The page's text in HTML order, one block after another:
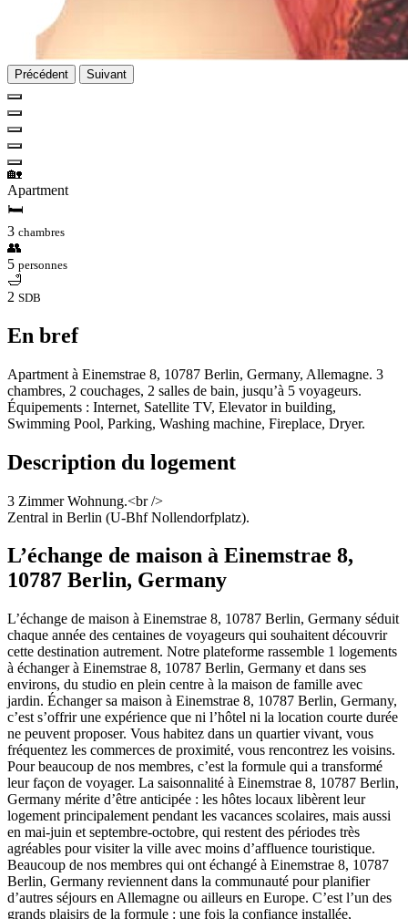
Précédent Suivant
🏡
Apartment
🛏
3 chambres
👥
5 personnes
🛁
2 SDB
En bref
Apartment à Einemstrae 8, 10787 Berlin, Germany, Allemagne. 3
chambres, 2 couchages, 2 salles de bain, jusqu’à 5 voyageurs.
Équipements : Internet, Satellite TV, Elevator in building,
Swimming Pool, Parking, Washing machine, Fireplace, Dryer.
Description du logement
3 Zimmer Wohnung.<br />
Zentral in Berlin (U-Bhf Nollendorfplatz).
L’échange de maison à Einemstrae 8,
10787 Berlin, Germany
L’échange de maison à Einemstrae 8, 10787 Berlin, Germany séduit
chaque année des centaines de voyageurs qui souhaitent découvrir
cette destination autrement. Notre plateforme rassemble 1 logements
à échanger à Einemstrae 8, 10787 Berlin, Germany et dans ses
environs, du studio en plein centre à la maison de famille avec
jardin. Échanger sa maison à Einemstrae 8, 10787 Berlin, Germany,
c’est s’offrir une expérience que ni l’hôtel ni la location courte durée
ne peuvent proposer. Vous habitez dans un quartier vivant, vous
fréquentez les commerces de proximité, vous rencontrez les voisins.
Pour beaucoup de nos membres, c’est la formule qui a transformé
leur façon de voyager. La saisonnalité à Einemstrae 8, 10787 Berlin,
Germany mérite d’être anticipée : les hôtes locaux libèrent leur
logement principalement pendant les vacances scolaires, mais aussi
en mai-juin et septembre-octobre, qui restent des périodes très
agréables pour visiter la ville avec moins d’affluence touristique.
Beaucoup de nos membres qui ont échangé à Einemstrae 8, 10787
Berlin, Germany reviennent dans la communauté pour planifier
d’autres séjours en Allemagne ou ailleurs en Europe. C’est l’un des
grands plaisirs de la formule : une fois la confiance installée,